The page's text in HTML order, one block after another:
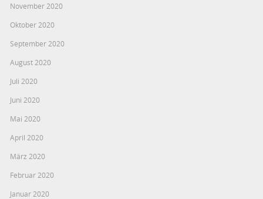
November 2020
Oktober 2020
September 2020
August 2020
Juli 2020
Juni 2020
Mai 2020
April 2020
März 2020
Februar 2020
Januar 2020